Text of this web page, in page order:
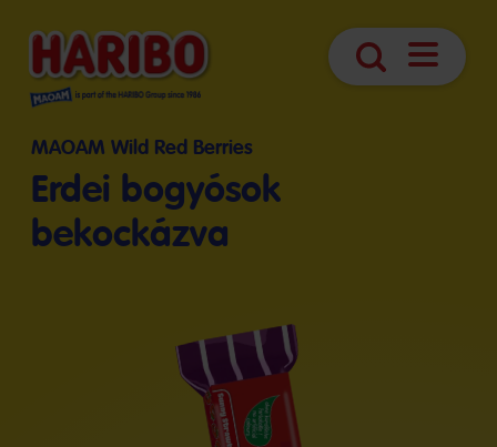
Keresés Navigáció
MAOAM Wild Red Berries
Erdei bogyósok
bekockázva